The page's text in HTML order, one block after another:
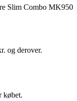
Slim Combo MK950
og derover.
købet.